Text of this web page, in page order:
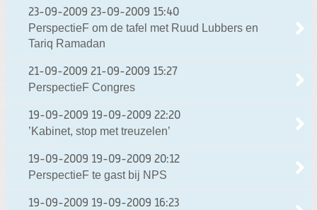
23-09-2009 23-09-2009 15:40
PerspectieF om de tafel met Ruud Lubbers en
Tariq Ramadan
21-09-2009 21-09-2009 15:27
PerspectieF Congres
19-09-2009 19-09-2009 22:20
’Kabinet, stop met treuzelen’
19-09-2009 19-09-2009 20:12
PerspectieF te gast bij NPS
19-09-2009 19-09-2009 16:23